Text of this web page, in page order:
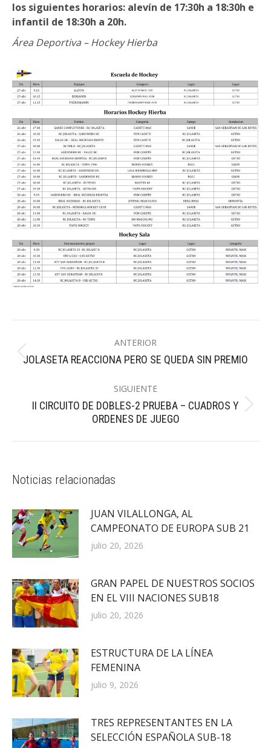
los siguientes horarios: alevín de 17:30h a 18:30h e
infantil de 18:30h a 20h.
Área Deportiva – Hockey Hierba
entre
ANTERIOR
Publicación
JOLASETA REACCIONA PERO SE QUEDA SIN PREMIO
SIGUIENTE
Publicación
siguiente:
II CIRCUITO DE DOBLES-2 PRUEBA – CUADROS Y
ORDENES DE JUEGO
Noticias relacionadas
JUAN VILALLONGA, AL
CAMPEONATO DE EUROPA SUB 21
julio 20, 2026
GRAN PAPEL DE NUESTROS SOCIOS
EN EL VIII NACIONES SUB18
julio 20, 2026
ESTRUCTURA DE LA LÍNEA
FEMENINA
julio 9, 2026
TRES REPRESENTANTES EN LA
SELECCIÓN ESPAÑOLA SUB-18